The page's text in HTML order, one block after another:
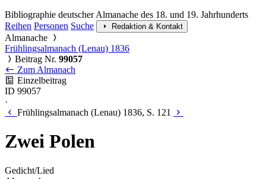
Bibliographie deutscher Almanache des 18. und 19. Jahrhunderts
Reihen Personen Suche Redaktion & Kontakt
Almanache
Frühlingsalmanach (Lenau) 1836
Beitrag Nr. 99057
Zum Almanach
Einzelbeitrag
ID 99057
·
Frühlingsalmanach (Lenau) 1836, S. 121
Zwei Polen
Gedicht/Lied